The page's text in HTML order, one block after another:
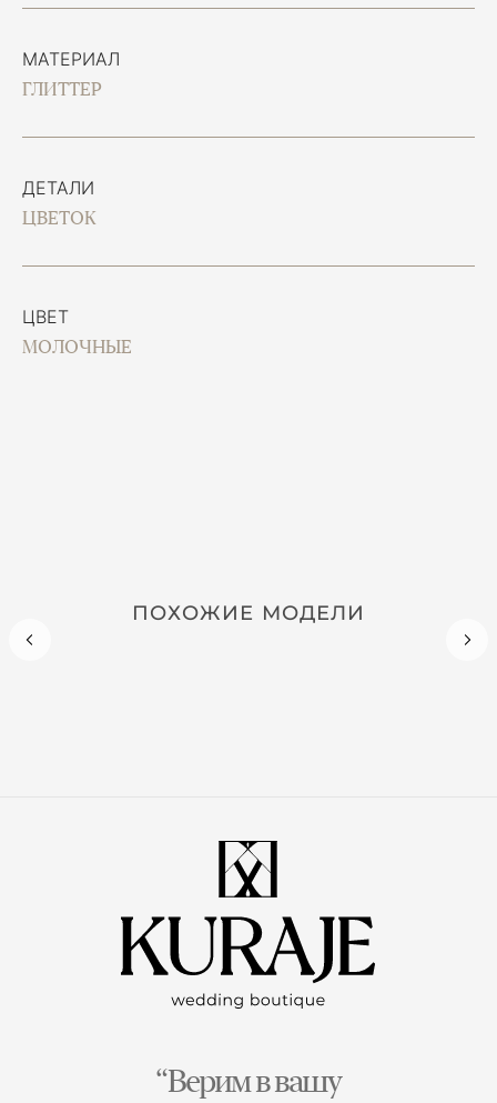
МАТЕРИАЛ
ГЛИТТЕР
ДЕТАЛИ
ЦВЕТОК
ЦВЕТ
МОЛОЧНЫЕ
ПОХОЖИЕ МОДЕЛИ
“Верим в вашу